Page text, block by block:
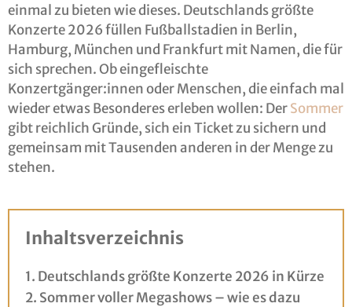
einmal zu bieten wie dieses. Deutschlands größte
Konzerte 2026 füllen Fußballstadien in Berlin,
Hamburg, München und Frankfurt mit Namen, die für
sich sprechen. Ob eingefleischte
Konzertgänger:innen oder Menschen, die einfach mal
wieder etwas Besonderes erleben wollen: DerSommer
gibt reichlich Gründe, sich ein Ticket zu sichern und
gemeinsam mit Tausenden anderen in der Menge zu
stehen.
Inhaltsverzeichnis
Deutschlands größte Konzerte 2026 in Kürze
Sommer voller Megashows – wie es dazu